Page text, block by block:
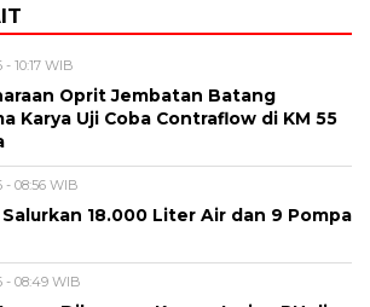
10:17 WIB
Oprit Jembatan Batang
Karya Uji Coba Contraflow di KM 55
- 08:56 WIB
18.000 Liter Air dan 9 Pompa
- 08:49 WIB